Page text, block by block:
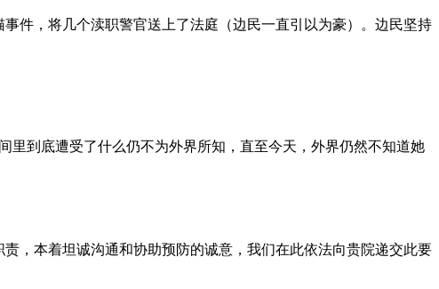
件，将几个渎职警官送上了法庭（边民一直引以为豪）。边民坚持
里到底遭受了什么仍不为外界所知，直至今天，外界仍然不知道她
，本着坦诚沟通和协助预防的诚意，我们在此依法向贵院递交此要